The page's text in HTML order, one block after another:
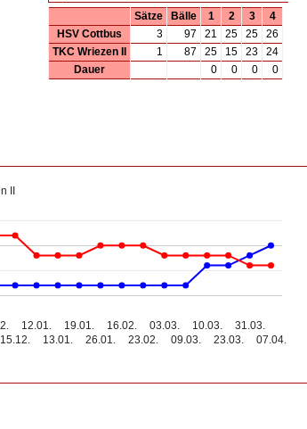
Sätze Bälle 1 2 3
4
HSV Cottbus
3 97 21 25 25
26
TKC Wriezen II
1 87 25 15 23
24
Dauer
0 0 0 0
II
15.12.
12.01.
13.01.
19.01.
26.01.
16.02.
23.02.
03.03.
09.03.
10.03.
23.03.
31.03.
07.04.